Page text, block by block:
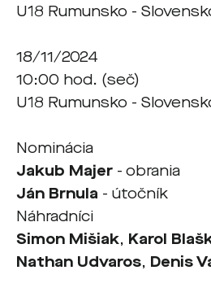
U18 Rumunsko -
18/11/2024
10:00 hod. (seč)
U18 Rumunsko -
Nominácia
Jakub Majer - obrania
Ján Brnula - útočník
Náhradníci
Simon Mišiak, Karol
Nathan Udvaros, Denis